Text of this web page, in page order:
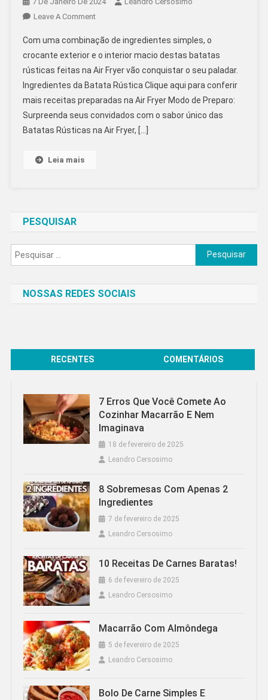
Leave A CommentOn
Rústica
Na
Air
Fryer
Com uma combinação de ingredientes simples, o
crocante exterior e o interior macio destas batatas
rústicas feitas na Air Fryer vão conquistar o seu paladar.
Ingredientes da Batata Rústica Clique aqui para conferir
mais receitas preparadas na Air Fryer Modo de Preparo:
Surpreenda seus convidados com o sabor único das
Batatas Rústicas na Air Fryer, […]
Leia mais
PESQUISAR
Pesquisar
por:
NOSSAS REDES SOCIAIS
RECENTES COMENTÁRIOS
7 Erros Que Você Comete Ao
Cozinhar Macarrão E Nem
Imaginava
18 de fevereiro de 2025
Leandro Cersosimo
8 Sobremesas Com Apenas 2
Ingredientes
7 de fevereiro de 2025
Leandro Cersosimo
10 Receitas De Carnes Baratas!
6 de fevereiro de 2025
Leandro Cersosimo
Macarrão Com Almôndega
5 de fevereiro de 2025
Leandro Cersosimo
Bolo De Carne Simples E